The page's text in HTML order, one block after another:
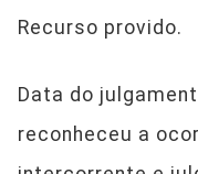
Recurso provido.
Data do
reconheceu a